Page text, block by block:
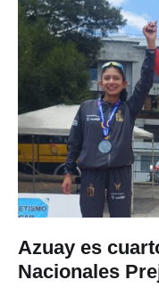
Azuay es
Nacionales